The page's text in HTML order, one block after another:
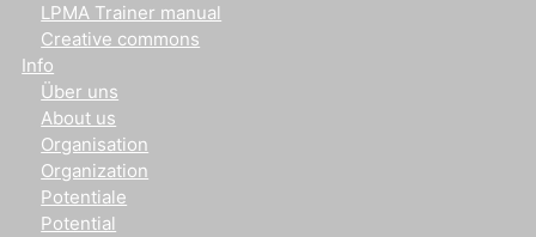
LPMA Trainer manual
Creative commons
Info
Über uns
About us
Organisation
Organization
Potentiale
Potential